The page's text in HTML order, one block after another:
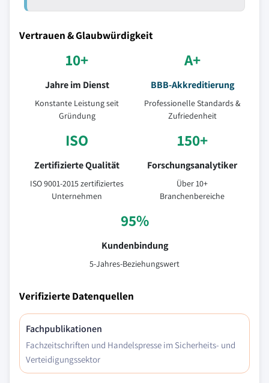
Vertrauen & Glaubwürdigkeit
10+
Jahre im Dienst
Konstante Leistung seit
Gründung
A+
BBB-Akkreditierung
Professionelle Standards &
Zufriedenheit
ISO
Zertifizierte Qualität
ISO 9001-2015 zertifiziertes
Unternehmen
150+
Forschungsanalytiker
Über 10+
Branchenbereiche
95%
Kundenbindung
5-Jahres-Beziehungswert
Verifizierte Datenquellen
Fachpublikationen
Fachzeitschriften und Handelspresse im Sicherheits- und
Verteidigungssektor